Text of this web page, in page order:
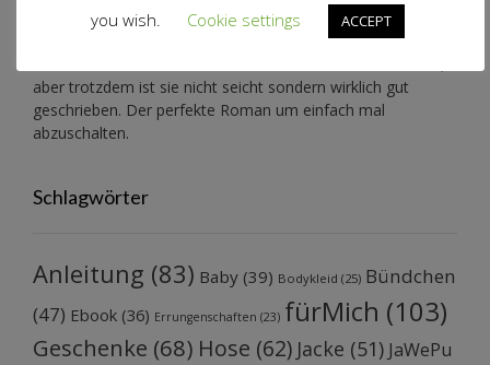
Das ist diese Geschichte aber definitiv nicht. Ich mag
Johannas Art ihre Protagonisten zu schildern. Sie zieht einen
aber trotzdem ist sie nicht seicht sondern wirklich gut
geschrieben. Der perfekte Roman um einfach mal
abzuschalten.
Schlagwörter
Anleitung (83) Baby (39) Bodykleid (25) Bündchen
(47) Ebook (36) Errungenschaften (23) fürMich (103)
Geschenke (68) Hose (62) Jacke (51) JaWePu
you wish.
Cookie settings ACCEPT